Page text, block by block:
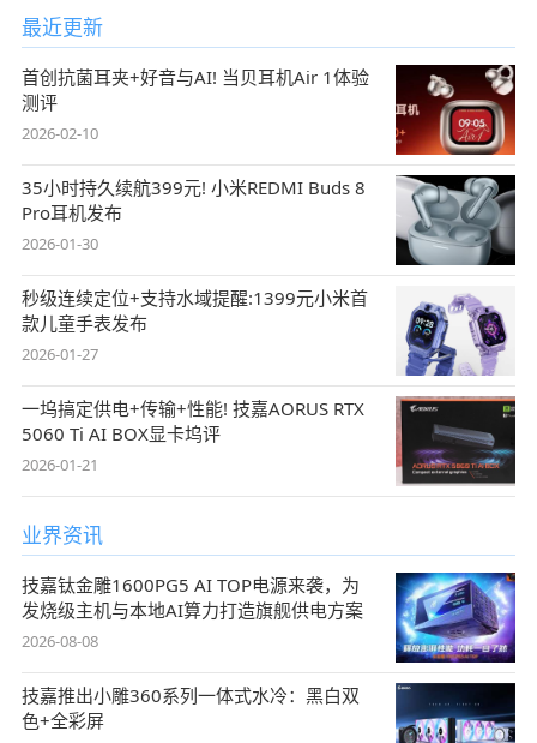
最近更新
首创抗菌耳夹+好音与AI! 当贝耳机Air 1体验
测评
2026-02-10
35小时持久续航399元! 小米REDMI Buds 8
Pro耳机发布
2026-01-30
秒级连续定位+支持水域提醒:1399元小米首
款儿童手表发布
2026-01-27
一坞搞定供电+传输+性能! 技嘉AORUS RTX
5060 Ti AI BOX显卡坞评
2026-01-21
业界资讯
技嘉钛金雕1600PG5 AI TOP电源来袭，为
发烧级主机与本地AI算力打造旗舰供电方案
2026-08-08
技嘉推出小雕360系列一体式水冷：黑白双
色+全彩屏